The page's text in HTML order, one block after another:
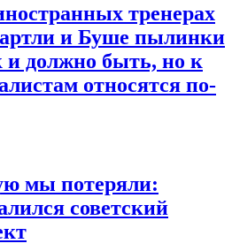
тренерах
и Буше пылинки
и должно быть, но к
относятся по-
мы потеряли:
советский